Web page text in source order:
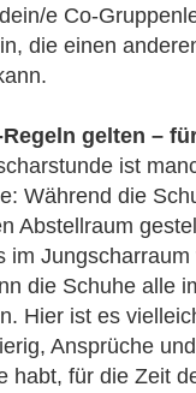
e Co-
die einen
gelten –
ist
Während die
Abstellraum
im
die Schuhe alle
Hier ist es
Ansprüche
habt, für die Zeit